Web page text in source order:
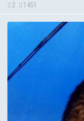
2 1451